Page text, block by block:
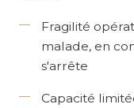
Fragilité
malade, en
s'arrête
Capacité